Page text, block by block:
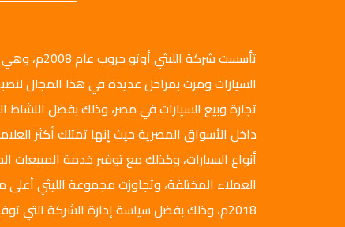
تأسست شركة
السيارات ومرت بمراحل عديدة في هذا المجال
تجارة وبيع السيارات في مصر، وذلك بفضل
داخل الأسواق المصرية حيث إنها تمتلك أكثر
أنواع السيارات، وكذلك مع توفير خدمة المبيعات
العملاء المختلفة، وتجاوزت مجموعة الليثي
2018م، وذلك بفضل سياسة إدارة الشركة التي